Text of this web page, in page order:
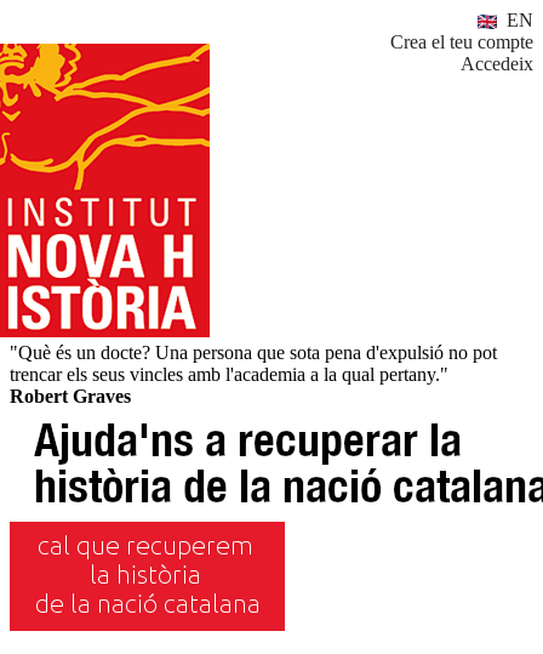
EN
Crea el teu compte
Accedeix
"Què és un docte? Una persona que sota pena d'expulsió no pot
trencar els seus vincles amb l'academia a la qual pertany."
Robert Graves